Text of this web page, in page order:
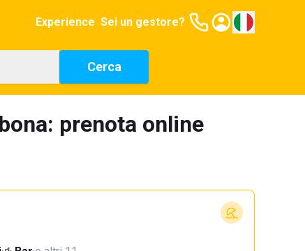
Experience Sei un gestore?
Cerca
prenota online